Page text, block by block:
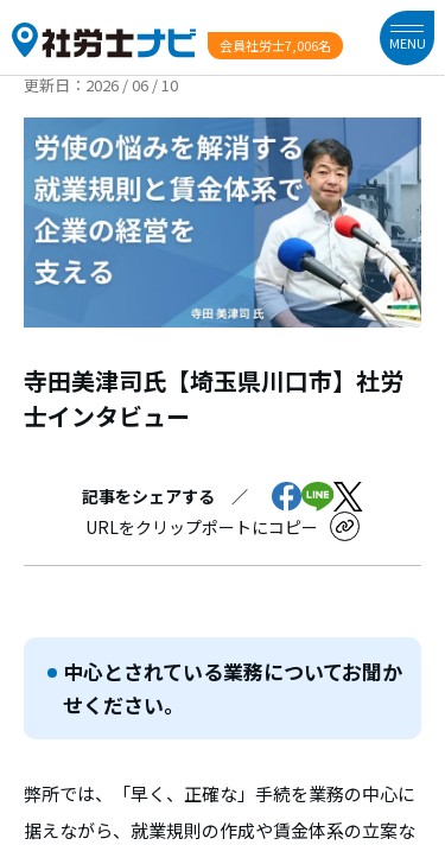
会員社労士7,006名 MENU
更新日： 2026 / 06 / 10
寺田美津司氏【埼玉県川口市】社労
士インタビュー
記事をシェアする ／
URLをクリップポートにコピー
中心とされている業務についてお聞か
せください。
弊所では、「早く、正確な」手続を業務の中心に
据えながら、就業規則の作成や賃金体系の立案な